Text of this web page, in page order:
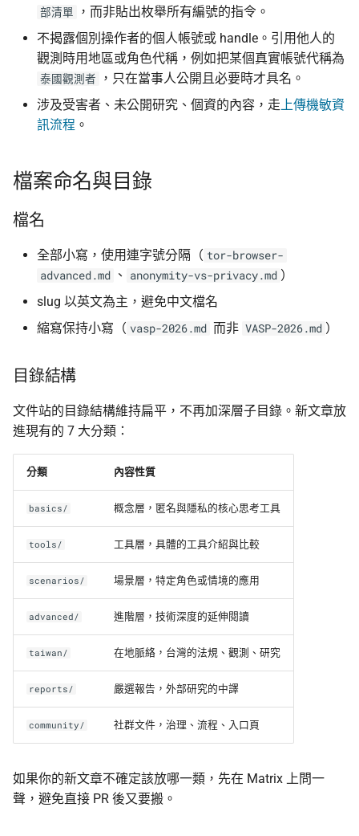
部清單
，而非貼出枚舉所有編號的指令。
不揭露個別操作者的個人帳號或 handle。引用他人的
觀測時用地區或角色代稱，例如把某個真實帳號代稱為
泰國觀測者
，只在當事人公開且必要時才具名。
涉及受害者、未公開研究、個資的內容，走上傳機敏資
訊流程 。
檔案命名與目錄
檔名
全部小寫，使用連字號分隔（ tor-browser-
advanced.md 、 anonymity-vs-privacy.md ）
slug 以英文為主，避免中文檔名
縮寫保持小寫（ vasp-2026.md 而非 VASP-2026.md ）
目錄結構
文件站的目錄結構維持扁平，不再加深層子目錄。新文章放
進現有的 7 大分類：
分類 內容性質
basics/ 概念層，匿名與隱私的核心思考工具
tools/ 工具層，具體的工具介紹與比較
scenarios/ 場景層，特定角色或情境的應用
advanced/ 進階層，技術深度的延伸閱讀
taiwan/ 在地脈絡，台灣的法規、觀測、研究
reports/ 嚴選報告，外部研究的中譯
community/ 社群文件，治理、流程、入口頁
如果你的新文章不確定該放哪一類，先在 Matrix 上問一
聲，避免直接 PR 後又要搬。